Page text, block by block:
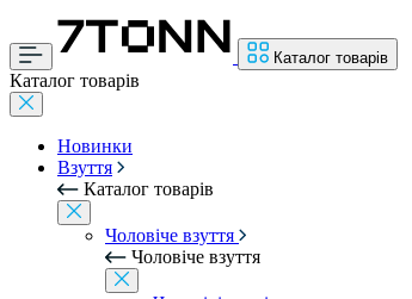
Каталог товарів
Каталог товарів
Новинки
Взуття
Каталог товарів
Чоловіче взуття
Чоловіче взуття